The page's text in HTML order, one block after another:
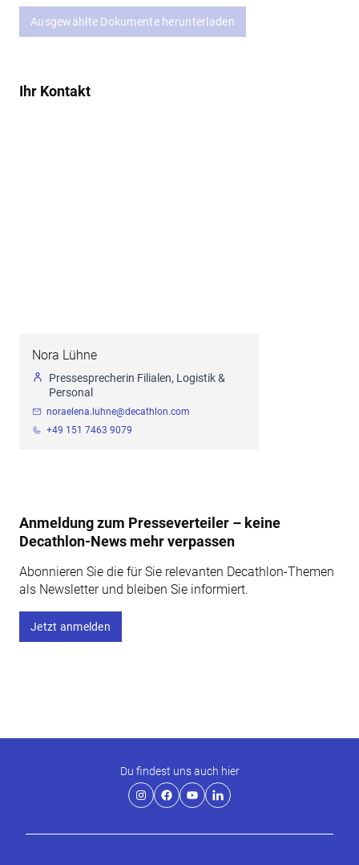
Ausgewählte Dokumente herunterladen
Ihr Kontakt
Nora Lühne
Pressesprecherin Filialen, Logistik &
Personal
noraelena.luhne@decathlon.com
+49 151 7463 9079
Anmeldung zum Presseverteiler – keine
Decathlon-News mehr verpassen
Abonnieren Sie die für Sie relevanten Decathlon-Themen
als Newsletter und bleiben Sie informiert.
Jetzt anmelden
Du findest uns auch hier